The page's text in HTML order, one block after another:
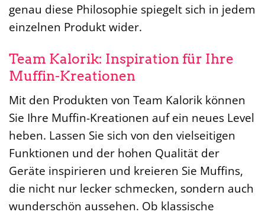
genau diese Philosophie spiegelt sich in jedem
einzelnen Produkt wider.
Team Kalorik: Inspiration für Ihre
Muffin-Kreationen
Mit den Produkten von Team Kalorik können
Sie Ihre Muffin-Kreationen auf ein neues Level
heben. Lassen Sie sich von den vielseitigen
Funktionen und der hohen Qualität der
Geräte inspirieren und kreieren Sie Muffins,
die nicht nur lecker schmecken, sondern auch
wunderschön aussehen. Ob klassische